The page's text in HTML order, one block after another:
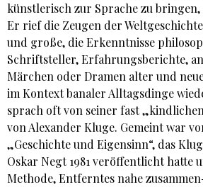
künstlerisch zur Sprache zu
Er rief die Zeugen der
und große, die Erkenntnisse
Schriftsteller, Erfahrungsberichte,
Märchen oder Dramen alter und
im Kontext banaler Alltagsdinge
sprach oft von seiner fast
von Alexander Kluge. Gemeint war
„Geschichte und Eigensinn“, das
Oskar Negt 1981 veröffentlicht hatte
Methode, Entferntes nahe